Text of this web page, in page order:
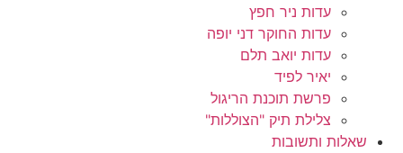
עדות ניר חפץ
עדות החוקר דני יופה
עדות יואב תלם
יאיר לפיד
פרשת תוכנת הריגול
צלילת תיק "הצוללות"
שאלות ותשובות